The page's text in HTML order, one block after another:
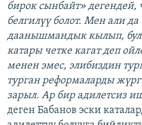
бирок сынбайт»
белгилүү болот. Мен али
даанышмандык кылып,
катары четке кагат деп
менен эмес, элибиздин
турган реформаларды
зарыл. Ар бир адилетсиз
деген Бабанов эски